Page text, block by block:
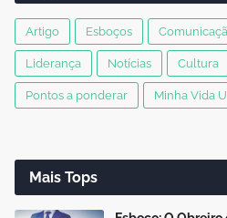
Artigo Esboços
Liderança Notícias Cultura
Pontos a ponderar Minha Vida
Mais Tops